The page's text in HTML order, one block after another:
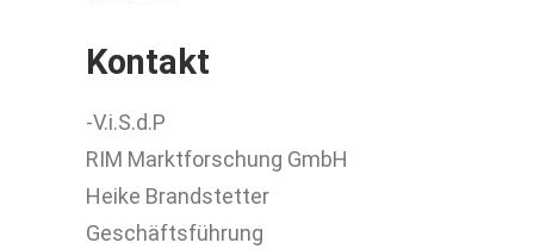
Kontakt
-V.i.S.d.P
RIM Marktforschung GmbH
Heike Brandstetter
Geschäftsführung